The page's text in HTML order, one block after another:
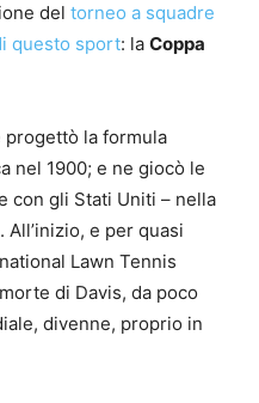
del torneo a squadre
questo sport: la Coppa
progettò la formula
nel 1900; e ne giocò le
con gli Stati Uniti – nella
All’inizio, e per quasi
Lawn Tennis
di Davis, da poco
divenne, proprio in